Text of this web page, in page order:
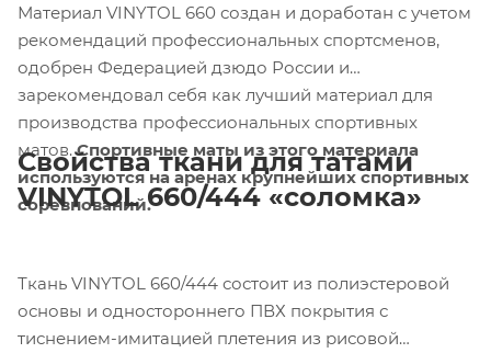
Материал VINYTOL 660 создан и доработан с учетом
рекомендаций профессиональных спортсменов,
одобрен Федерацией дзюдо России и
зарекомендовал себя как лучший материал для
производства профессиональных спортивных
матов.Спортивные маты из этого материала
используются на аренах крупнейших спортивных
соревнований.
Свойства ткани для татами
VINYTOL660/444 «соломка»
Ткань VINYTOL 660/444 состоит из полиэстеровой
основы и одностороннего ПВХ покрытия с
тиснением-имитацией плетения из рисовой